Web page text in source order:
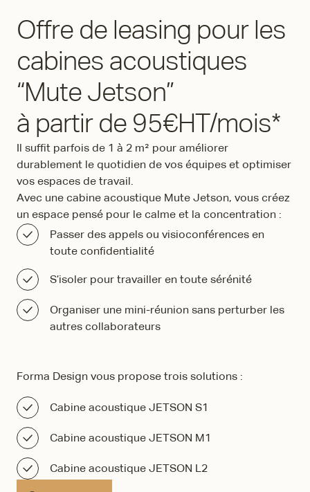
Offre de leasing pour les
cabines acoustiques
“Mute Jetson”
à partir de 95€HT/mois*
Il suffit parfois de 1 à 2 m² pour améliorer
durablement le quotidien de vos équipes et optimiser
vos espaces de travail.
Avec une cabine acoustique Mute Jetson, vous créez
un espace pensé pour le calme et la concentration :
Passer des appels ou visioconférences en
toute confidentialité
S’isoler pour travailler en toute sérénité
Organiser une mini-réunion sans perturber les
autres collaborateurs
Forma Design vous propose trois solutions :
Cabine acoustique JETSON S1
Cabine acoustique JETSON M1
Cabine acoustique JETSON L2